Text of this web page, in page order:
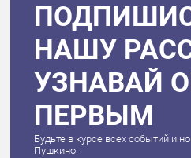
НАШУ
УЗНАВАЙ
ПЕРВЫМ
Будьте в курсе всех событий и
Пушкино.